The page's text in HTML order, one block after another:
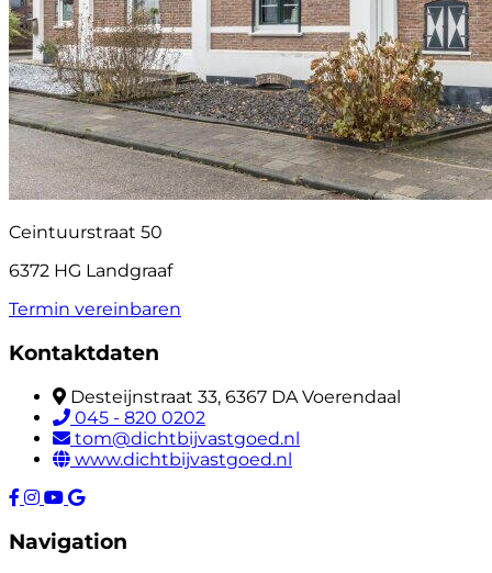
Ceintuurstraat 50
6372 HG Landgraaf
Termin vereinbaren
Kontaktdaten
Desteijnstraat 33, 6367 DA Voerendaal
045 - 820 0202
tom@dichtbijvastgoed.nl
www.dichtbijvastgoed.nl
Navigation